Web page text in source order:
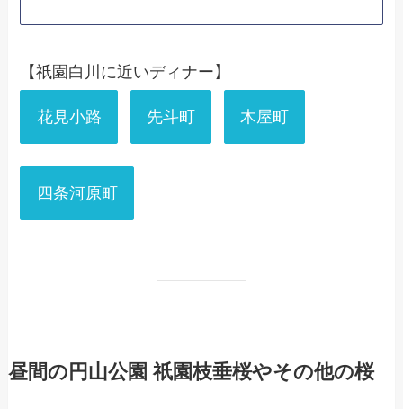
【祇園白川に近いディナー】
花見小路 先斗町 木屋町
四条河原町
昼間の円山公園 祇園枝垂桜やその他の桜